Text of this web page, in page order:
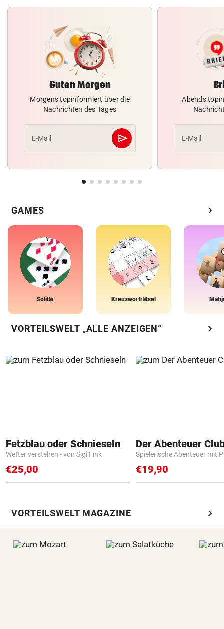
Guten Morgen
Morgens topinformiert über die
Nachrichten des Tages
E-Mail send
Abschicken
Abends
E-Mail
GAMES chevron_right
Solitär Kreuzworträtsel
VORTEILSWELT „ALLE ANZEIGEN“ chevron_right
Fetzblau oder Schnieseln
Wetter verstehen - von Sigi Fink
€25,00
Der Abenteuer
Spielerische Abenteuer mit
€19,90
VORTEILSWELT MAGAZINE chevron_right